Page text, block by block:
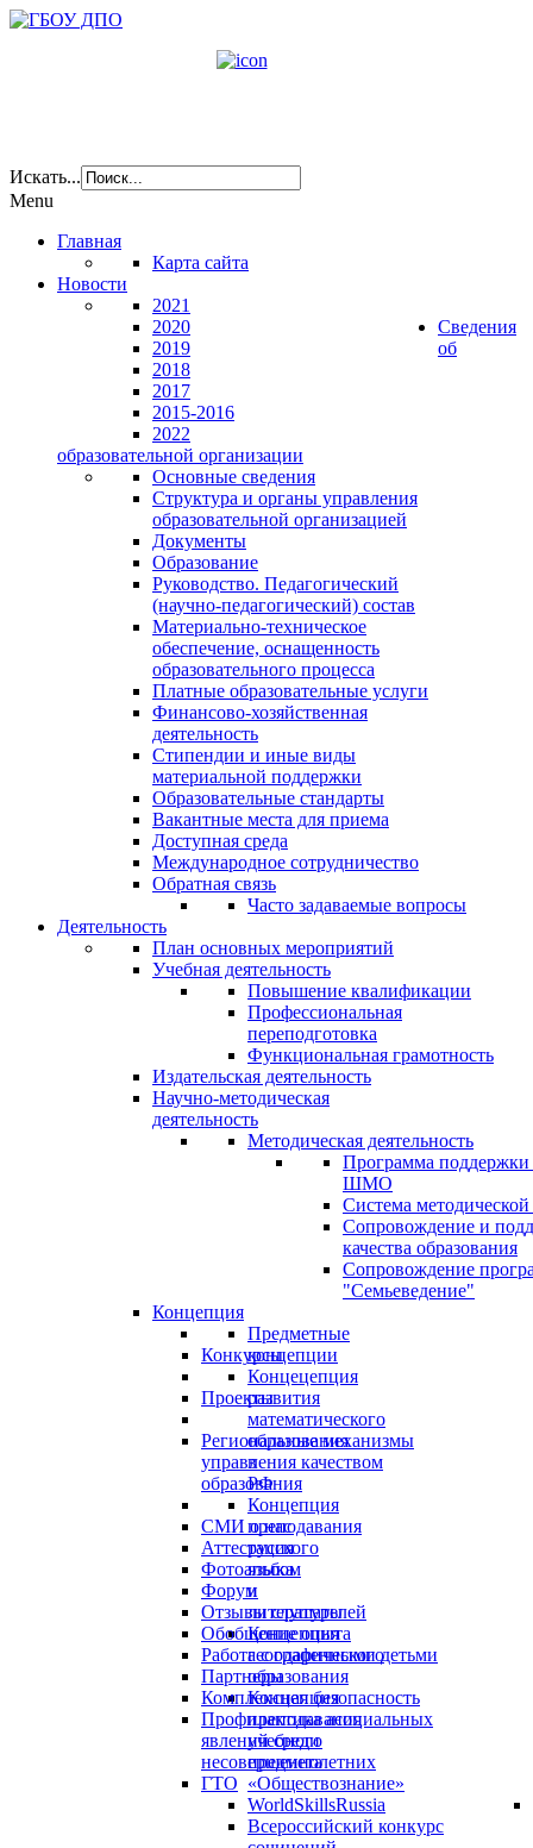
Искать...
Menu
Главная
Карта сайта
Новости
2021
2020
2019
2018
2017
2015-2016
2022
Сведения
об
образовательной организации
Основные сведения
Структура и органы управления
образовательной организацией
Документы
Образование
Руководство. Педагогический
(научно-педагогический) состав
Материально-техническое
обеспечение, оснащенность
образовательного процесса
Платные образовательные услуги
Финансово-хозяйственная
деятельность
Стипендии и иные виды
материальной поддержки
Образовательные стандарты
Вакантные места для приема
Доступная среда
Международное сотрудничество
Обратная связь
Часто задаваемые вопросы
Деятельность
План основных мероприятий
Учебная деятельность
Повышение квалификации
Профессиональная
переподготовка
Функциональная грамотность
Издательская деятельность
Научно-методическая
деятельность
Методическая деятельность
Программа
ШМО
Система
Сопровождение и
качества образования
Сопровождение
"Семьеведение"
Концепция
Предметные
концепции
Концецепция
развития
математического
образования
в
РФ
Концепция
преподавания
русского
языка
и
литературы
Концепция
географического
образования
Концепция
преподавания
учебного
предмета
«Обществознание»
Конкурсы
WorldSkillsRussia
Всероссийский конкурс
Проекты
Региональные механизмы
управления качеством
образования
СМИ о нас
Аттестация
Фотоальбом
Форум
Отзывы слушателей
Обобщение опыта
Работа с одаренными детьми
Партнеры
Комплексная безопасность
Профилактика асоциальных
явлений среди
несовершеннолетних
ГТО